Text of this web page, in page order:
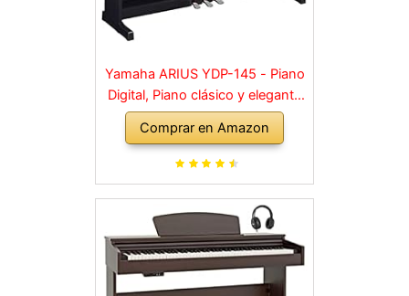
Yamaha ARIUS YDP-145 - Piano
Digital, Piano clásico y elegante
para principiantes y aficionados,
para cualquier rincón de la casa,
en negro
Comprar en Amazon